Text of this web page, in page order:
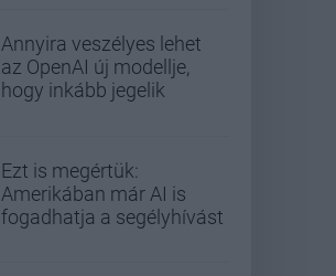
Annyira veszélyes lehet
az OpenAI új modellje,
hogy inkább jegelik
Ezt is megértük:
Amerikában már AI is
fogadhatja a segélyhívást